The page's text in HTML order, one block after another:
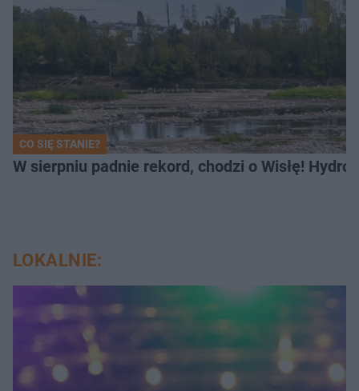
CO SIĘ STANIE?
W sierpniu padnie rekord, chodzi o Wisłę!
LOKALNIE: